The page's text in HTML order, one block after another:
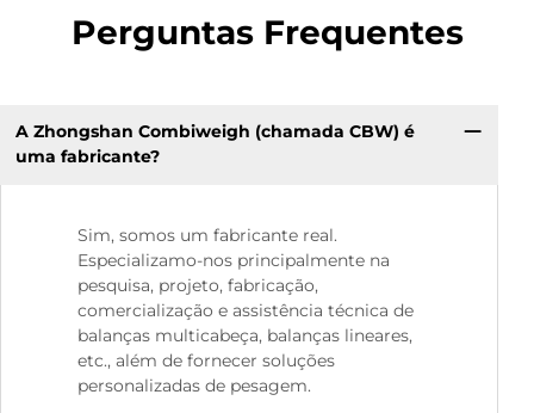
Perguntas Frequentes
A Zhongshan Combiweigh (chamada CBW) é
uma fabricante?
Sim, somos um fabricante real.
Especializamo-nos principalmente na
pesquisa, projeto, fabricação,
comercialização e assistência técnica de
balanças multicabeça, balanças lineares,
etc., além de fornecer soluções
personalizadas de pesagem.